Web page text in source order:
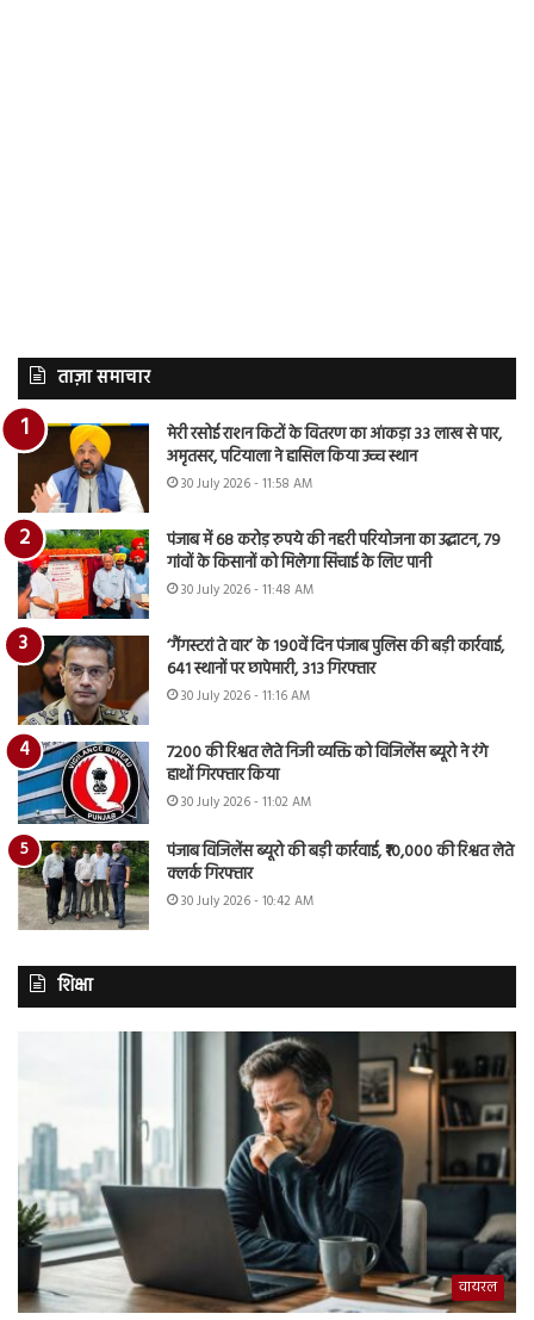
ताज़ा समाचार
मेरी रसोई राशन किटों के वितरण का आंकड़ा 33 लाख से पार,
अमृतसर, पटियाला ने हासिल किया उच्च स्थान
30 July 2026 - 11:58 AM
पंजाब में 68 करोड़ रुपये की नहरी परियोजना का उद्घाटन, 79
गांवों के किसानों को मिलेगा सिंचाई के लिए पानी
30 July 2026 - 11:48 AM
‘गैंगस्टरां ते वार’ के 190वें दिन पंजाब पुलिस की बड़ी कार्रवाई,
641 स्थानों पर छापेमारी, 313 गिरफ्तार
30 July 2026 - 11:16 AM
7200 की रिश्वत लेते निजी व्यक्ति को विजिलेंस ब्यूरो ने रंगे
हाथों गिरफ्तार किया
30 July 2026 - 11:02 AM
पंजाब विजिलेंस ब्यूरो की बड़ी कार्रवाई, ₹10,000 की रिश्वत लेते
क्लर्क गिरफ्तार
30 July 2026 - 10:42 AM
शिक्षा
वायरल